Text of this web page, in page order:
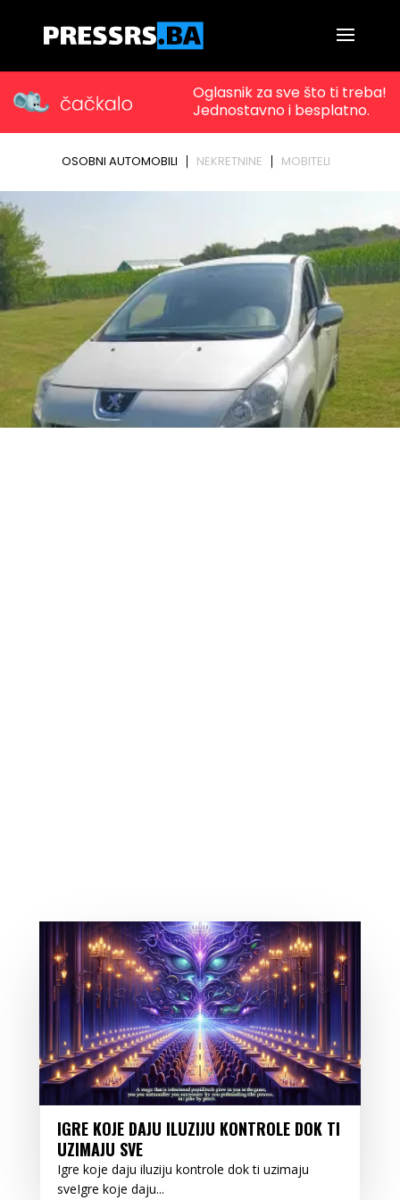
IGRE KOJE DAJU ILUZIJU KONTROLE DOK TI
UZIMAJU SVE
Igre koje daju iluziju kontrole dok ti uzimaju
sveIgre koje daju...